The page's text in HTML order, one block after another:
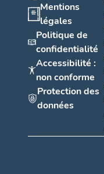
Mentions
légales
Politique de
confidentialité
Accessibilité :
non conforme
Protection des
données